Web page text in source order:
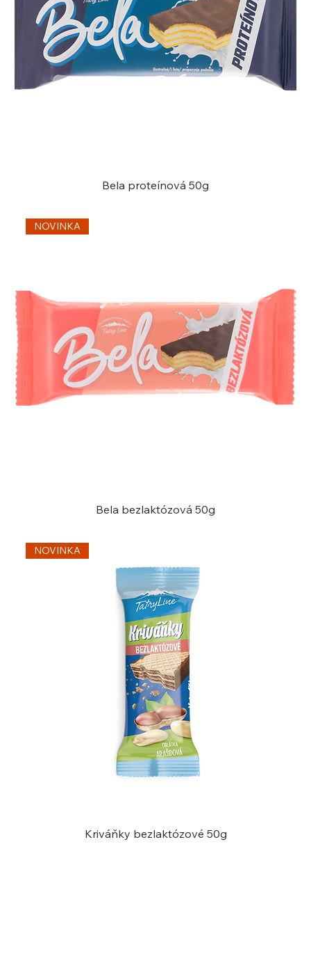
Bela proteínová 50g
NOVINKA
Bela bezlaktózová 50g
NOVINKA
Kriváňky bezlaktózové 50g